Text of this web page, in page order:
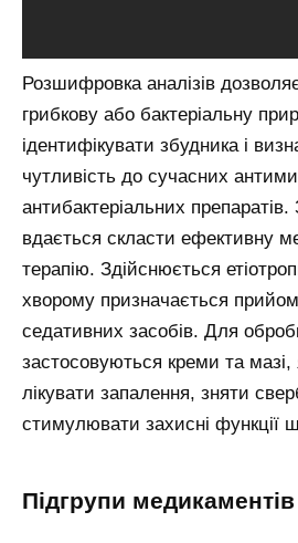
Розшифровка аналізів
грибкову або бактеріальну
ідентифікувати збудника і
чутливість до сучасних
антибактеріальних
вдається скласти ефективну
терапію. Здійснюється
хворому призначається прийом
седативних засобів. Для
застосовуються креми та мазі,
лікувати запалення, зняти
стимулювати захисні функції
Підгрупи медикаментів